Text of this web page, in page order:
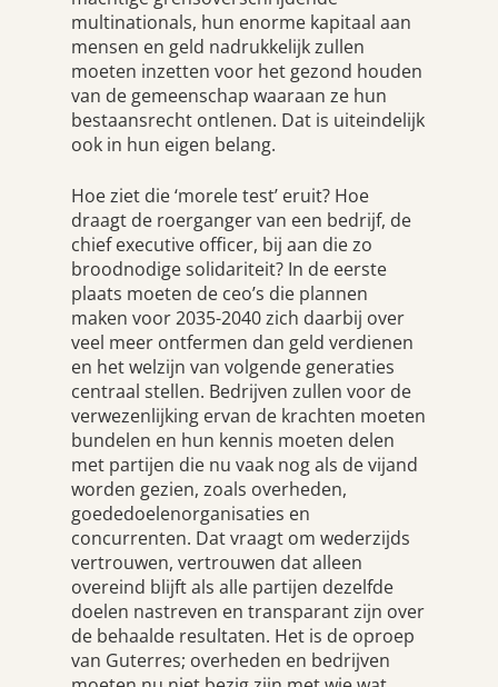
multinationals, hun enorme kapitaal aan
mensen en geld nadrukkelijk zullen
moeten inzetten voor het gezond houden
van de gemeenschap waaraan ze hun
bestaansrecht ontlenen. Dat is uiteindelijk
ook in hun eigen belang.
Hoe ziet die ‘morele test’ eruit? Hoe
draagt de roerganger van een bedrijf, de
chief executive officer, bij aan die zo
broodnodige solidariteit? In de eerste
plaats moeten de ceo’s die plannen
maken voor 2035-2040 zich daarbij over
veel meer ontfermen dan geld verdienen
en het welzijn van volgende generaties
centraal stellen. Bedrijven zullen voor de
verwezenlijking ervan de krachten moeten
bundelen en hun kennis moeten delen
met partijen die nu vaak nog als de vijand
worden gezien, zoals overheden,
goededoelenorganisaties en
concurrenten. Dat vraagt om wederzijds
vertrouwen, vertrouwen dat alleen
overeind blijft als alle partijen dezelfde
doelen nastreven en transparant zijn over
de behaalde resultaten. Het is de oproep
van Guterres; overheden en bedrijven